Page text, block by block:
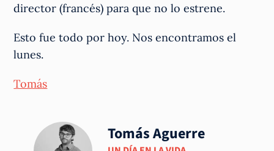
director (francés) para que no lo estrene.
Esto fue todo por hoy. Nos encontramos el
lunes.
Tomás
Tomás Aguerre